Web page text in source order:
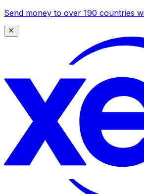
Send money to over 190 countries